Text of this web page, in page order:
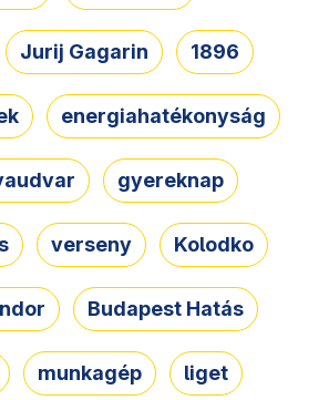
Jurij Gagarin 1896
energiahatékonyság
gyereknap
verseny Kolodko
Budapest Hatás
munkagép liget